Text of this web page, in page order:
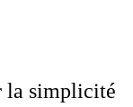
la simplicité